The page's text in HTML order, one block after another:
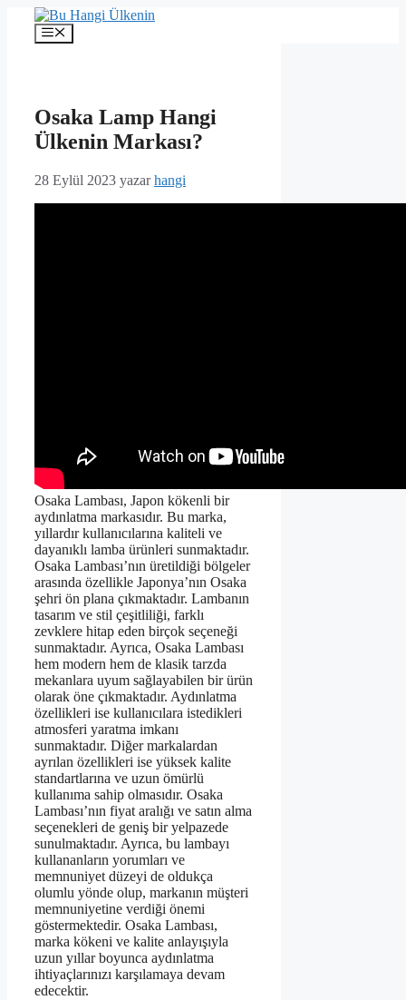
İçeriğe
Menü
Osaka Lamp Hangi
Ülkenin Markası?
28 Eylül 2023 yazarhangi
Osaka Lambası, Japon kökenli bir
aydınlatma markasıdır. Bu marka,
yıllardır kullanıcılarına kaliteli ve
dayanıklı lamba ürünleri sunmaktadır.
Osaka Lambası’nın üretildiği bölgeler
arasında özellikle Japonya’nın Osaka
şehri ön plana çıkmaktadır. Lambanın
tasarım ve stil çeşitliliği, farklı
zevklere hitap eden birçok seçeneği
sunmaktadır. Ayrıca, Osaka Lambası
hem modern hem de klasik tarzda
mekanlara uyum sağlayabilen bir ürün
olarak öne çıkmaktadır. Aydınlatma
özellikleri ise kullanıcılara istedikleri
atmosferi yaratma imkanı
sunmaktadır. Diğer markalardan
ayrılan özellikleri ise yüksek kalite
standartlarına ve uzun ömürlü
kullanıma sahip olmasıdır. Osaka
Lambası’nın fiyat aralığı ve satın alma
seçenekleri de geniş bir yelpazede
sunulmaktadır. Ayrıca, bu lambayı
kullananların yorumları ve
memnuniyet düzeyi de oldukça
olumlu yönde olup, markanın müşteri
memnuniyetine verdiği önemi
göstermektedir. Osaka Lambası,
marka kökeni ve kalite anlayışıyla
uzun yıllar boyunca aydınlatma
ihtiyaçlarınızı karşılamaya devam
edecektir.